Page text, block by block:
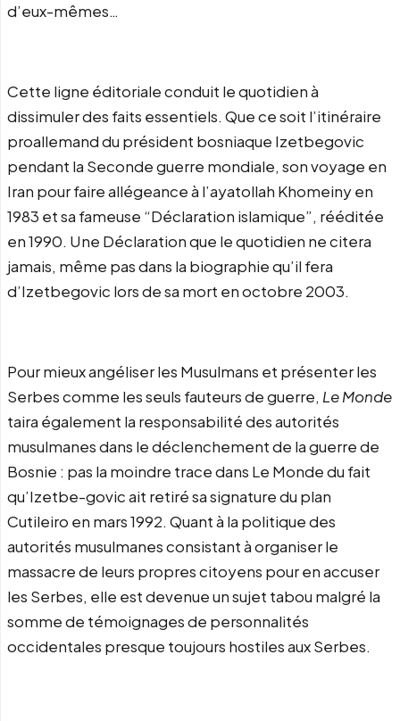
d’eux-mêmes…
Cette ligne éditoriale conduit le quotidien à
dissimuler des faits essentiels. Que ce soit l’itinéraire
proallemand du président bosniaque Izetbegovic
pendant la Seconde guerre mondiale, son voyage en
Iran pour faire allégeance à l’ayatollah Khomeiny en
1983 et sa fameuse “Déclaration islamique”, rééditée
en 1990. Une Déclaration que le quotidien ne citera
jamais, même pas dans la biographie qu’il fera
d’Izetbegovic lors de sa mort en octobre 2003.
Pour mieux angéliser les Musulmans et présenter les
Serbes comme les seuls fauteurs de guerre, Le Monde
taira également la responsabilité des autorités
musulmanes dans le déclenchement de la guerre de
Bosnie : pas la moindre trace dans Le Monde du fait
qu’Izetbe-govic ait retiré sa signature du plan
Cutileiro en mars 1992. Quant à la politique des
autorités musulmanes consistant à organiser le
massacre de leurs propres citoyens pour en accuser
les Serbes, elle est devenue un sujet tabou malgré la
somme de témoignages de personnalités
occidentales presque toujours hostiles aux Serbes.